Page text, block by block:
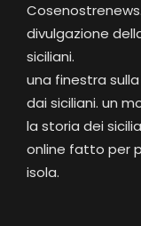
divulgazione
siciliani.
una finestra
dai siciliani. un
la storia dei
online fatto per
isola.